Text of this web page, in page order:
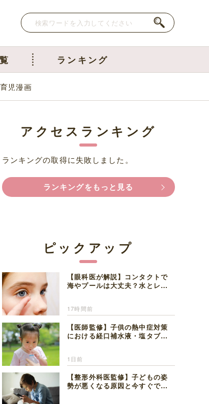
ランキング
児漫画
アクセスランキング
ランキングの取得に失敗しました。
ランキングをもっと見る
ピックアップ
【眼科医が解説】コンタクトで
海やプールは大丈夫？水とレン
17時間前
【医師監修】子供の熱中症対策
における経口補水液・塩タブレ
1日前
【整形外科医監修】子どもの姿
勢が悪くなる原因と今すぐでき